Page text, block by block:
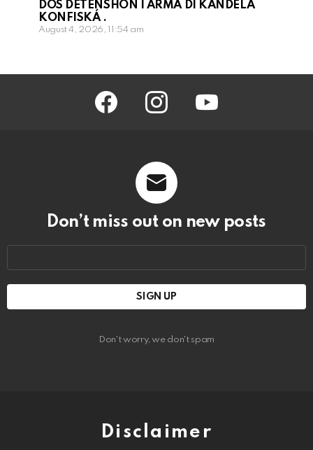
DOS DETENSHON I ARMA DI KANDELA
KONFISKÁ .
August 4, 2026, 11:54 am
facebook instagram
Don’t miss out on new posts
Don't worry, we don't spam
Disclaimer